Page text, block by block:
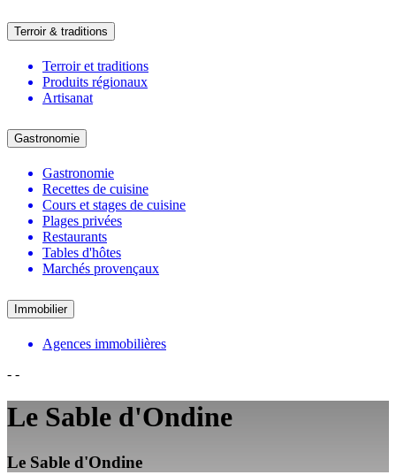
Terroir & traditions
Terroir et traditions
Produits régionaux
Artisanat
Gastronomie
Gastronomie
Recettes de cuisine
Cours et stages de cuisine
Plages privées
Restaurants
Tables d'hôtes
Marchés provençaux
Immobilier
Agences immobilières
- -
Le Sable d'Ondine
Le Sable d'Ondine